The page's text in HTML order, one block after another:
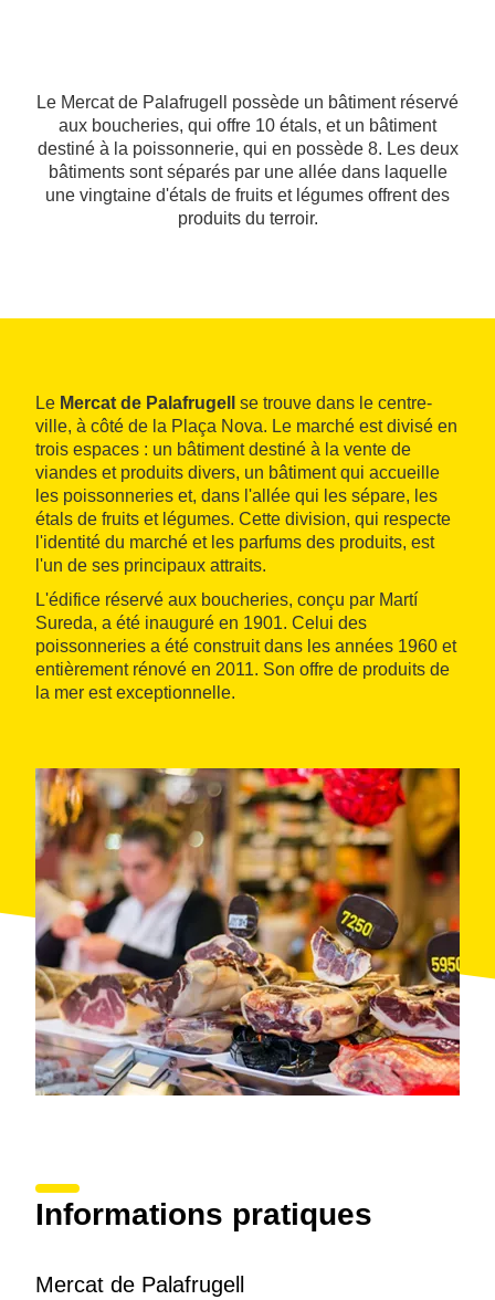
Le Mercat de Palafrugell possède un bâtiment réservé
aux boucheries, qui offre 10 étals, et un bâtiment
destiné à la poissonnerie, qui en possède 8. Les deux
bâtiments sont séparés par une allée dans laquelle
une vingtaine d'étals de fruits et légumes offrent des
produits du terroir.
Le Mercat de Palafrugell
se trouve dans le centre-
ville, à côté de la Plaça Nova. Le marché est divisé en
trois espaces : un bâtiment destiné à la vente de
viandes et produits divers, un bâtiment qui accueille
les poissonneries et, dans l'allée qui les sépare, les
étals de fruits et légumes. Cette division, qui respecte
l'identité du marché et les parfums des produits, est
l'un de ses principaux attraits.
L'édifice réservé aux boucheries, conçu par Martí
Sureda, a été inauguré en 1901. Celui des
poissonneries a été construit dans les années 1960 et
entièrement rénové en 2011. Son offre de produits de
la mer est exceptionnelle.
Informations pratiques
Mercat de Palafrugell